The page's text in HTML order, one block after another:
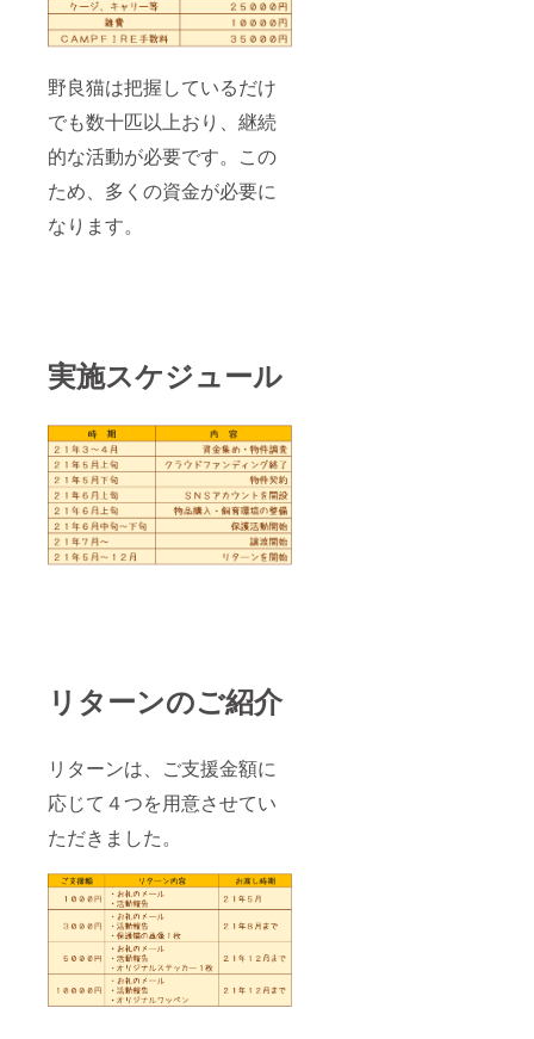
野良猫は把握しているだけ
でも数十匹以上おり、継続
的な活動が必要です。この
ため、多くの資金が必要に
なります。
実施スケジュール
リターンのご紹介
リターンは、ご支援金額に
応じて４つを用意させてい
ただきました。